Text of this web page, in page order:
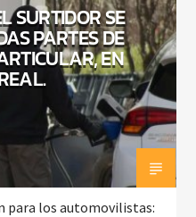
SURTIDOR SE
PARTES DE
EN
para los automovilistas: